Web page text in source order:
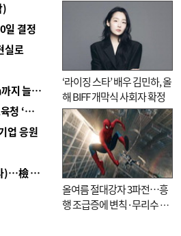
)
일 결정
실로
■ 경남 농정 비전 ‘잘 사는 농촌’…스마트팜 1000㏊까지 늘린다
■ 교육혁신선도지 공모 코앞인데…구·군 난색에 교육청 ‘쩔쩔’
업 응원
■ 검사 신분 버리고 직급하향(10년 이하 저연차 검사)…檢 중수청행 기피
‘라이징 스타’ 배우 김민하, 올
해 BIFF 개막식 사회자 확정
올여름 절대강자 3파전…흥
행 조급증에 변칙·무리수 마